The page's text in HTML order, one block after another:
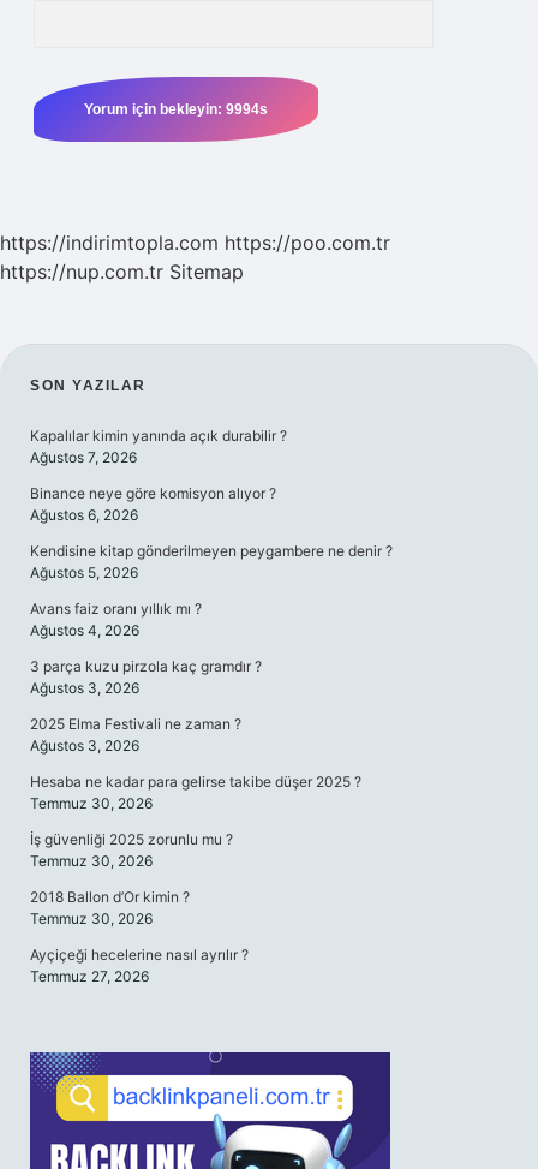
https://indirimtopla.com https://poo.com.tr
https://nup.com.tr Sitemap
SIDEBAR
SON YAZILAR
Kapalılar kimin yanında açık durabilir ?
Ağustos 7, 2026
Binance neye göre komisyon alıyor ?
Ağustos 6, 2026
Kendisine kitap gönderilmeyen peygambere ne denir ?
Ağustos 5, 2026
Avans faiz oranı yıllık mı ?
Ağustos 4, 2026
3 parça kuzu pirzola kaç gramdır ?
Ağustos 3, 2026
2025 Elma Festivali ne zaman ?
Ağustos 3, 2026
Hesaba ne kadar para gelirse takibe düşer 2025 ?
Temmuz 30, 2026
İş güvenliği 2025 zorunlu mu ?
Temmuz 30, 2026
2018 Ballon d’Or kimin ?
Temmuz 30, 2026
Ayçiçeği hecelerine nasıl ayrılır ?
Temmuz 27, 2026